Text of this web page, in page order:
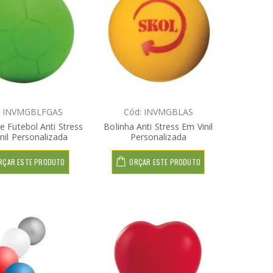
INVMGBLFGAS
Futebol Anti Stress
Personalizada
ESTE PRODUTO
Cód: INVMGBLAS
Bolinha Anti Stress Em Vinil
Personalizada
ORÇAR ESTE PRODUTO